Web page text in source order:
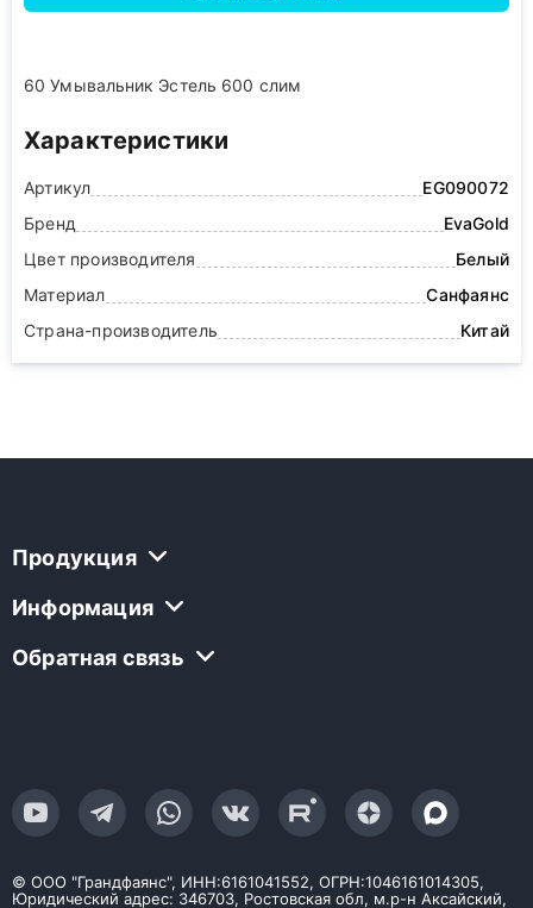
60 Умывальник Эстель 600 слим
Характеристики
Артикул
EG090072
Бренд
EvaGold
Цвет производителя
Белый
Материал
Санфаянс
Страна-производитель
Китай
Продукция
Информация
Обратная связь
© ООО "Грандфаянс", ИНН:6161041552, ОГРН:1046161014305,
Юридический адрес: 346703, Ростовская обл, м.р-н Аксайский,